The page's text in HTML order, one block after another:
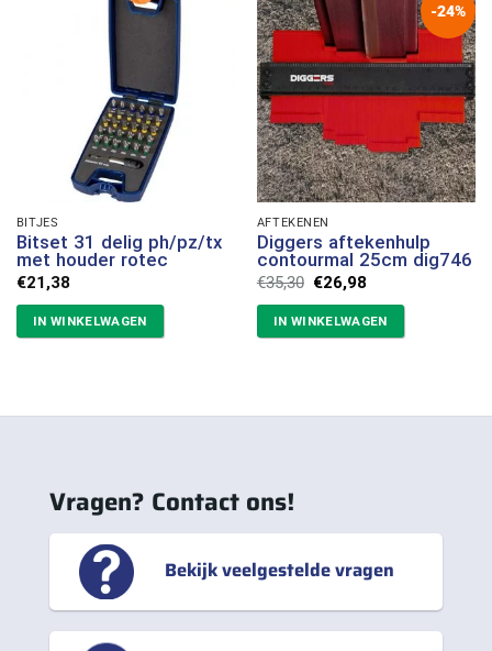
BITJES
Bitset 31 delig ph/pz/tx
met houder rotec
€21,38
IN WINKELWAGEN
-24%
AFTEKENEN
Diggers aftekenhulp
contourmal 25cm dig746
€35,30 Oorspronkelijke
was:
€35,30.
€26,98Huidige
is:
€26,98.
IN WINKELWAGEN
Vragen? Contact ons!
Bekijk veelgestelde vragen